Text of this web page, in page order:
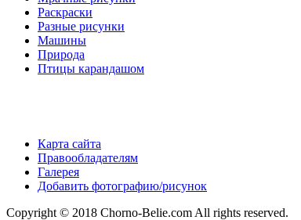
Раскраски
Разные рисунки
Машины
Природа
Птицы карандашом
Карта сайта
Правообладателям
Галерея
Добавить фотографию/рисунок
Copyright © 2018 Chorno-Belie.com All rights reserved.